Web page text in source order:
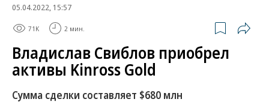
05.04.2022, 15:57
71K 2 мин.
Владислав Свиблов приобрел
активы Kinross Gold
Сумма сделки составляет $680 млн